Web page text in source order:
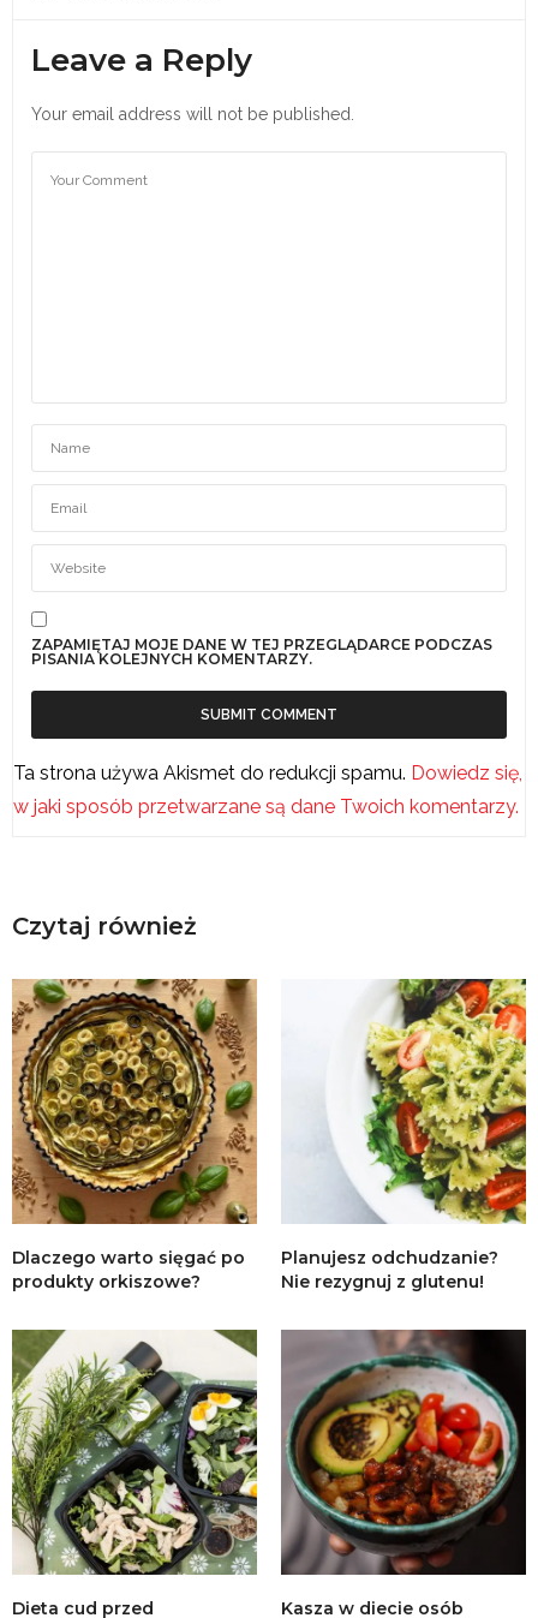
Leave a Reply
Your email address will not be published.
ZAPAMIĘTAJ MOJE DANE W TEJ PRZEGLĄDARCE PODCZAS
PISANIA KOLEJNYCH KOMENTARZY.
Ta strona używa Akismet do redukcji spamu. Dowiedz się,
w jaki sposób przetwarzane są dane Twoich komentarzy.
Czytaj również
Dlaczego warto sięgać po
produkty orkiszowe?
Planujesz odchudzanie?
Nie rezygnuj z glutenu!
Dieta cud przed Kasza w diecie osób